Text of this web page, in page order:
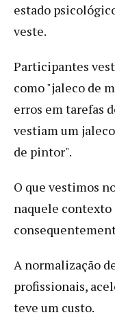
estado
veste.
Participantes
como "jaleco de
erros em tarefas
vestiam um
de pintor".
O que vestimos
naquele contexto
A normalização
profissionais,
teve um custo.